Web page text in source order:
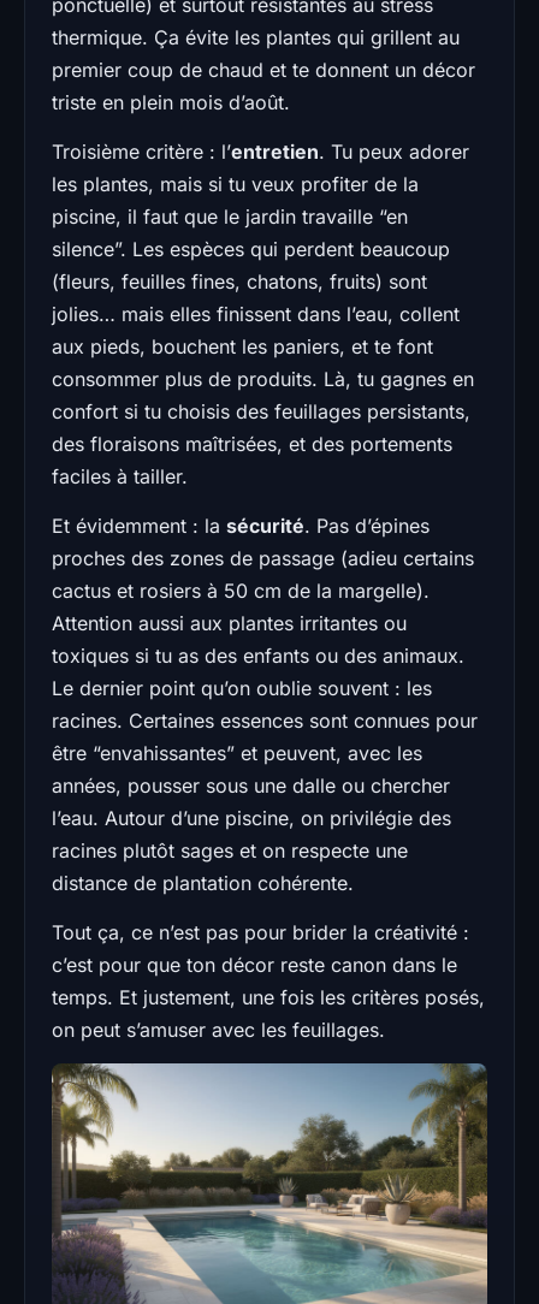
thermique. Ça évite les plantes qui grillent au
premier coup de chaud et te donnent un décor
triste en plein mois d’août.
Troisième critère : l’entretien. Tu peux adorer
les plantes, mais si tu veux profiter de la
piscine, il faut que le jardin travaille “en
silence”. Les espèces qui perdent beaucoup
(fleurs, feuilles fines, chatons, fruits) sont
jolies… mais elles finissent dans l’eau, collent
aux pieds, bouchent les paniers, et te font
consommer plus de produits. Là, tu gagnes en
confort si tu choisis des feuillages persistants,
des floraisons maîtrisées, et des portements
faciles à tailler.
Et évidemment : la sécurité. Pas d’épines
proches des zones de passage (adieu certains
cactus et rosiers à 50 cm de la margelle).
Attention aussi aux plantes irritantes ou
toxiques si tu as des enfants ou des animaux.
Le dernier point qu’on oublie souvent : les
racines. Certaines essences sont connues pour
être “envahissantes” et peuvent, avec les
années, pousser sous une dalle ou chercher
l’eau. Autour d’une piscine, on privilégie des
racines plutôt sages et on respecte une
distance de plantation cohérente.
Tout ça, ce n’est pas pour brider la créativité :
c’est pour que ton décor reste canon dans le
temps. Et justement, une fois les critères posés,
on peut s’amuser avec les feuillages.